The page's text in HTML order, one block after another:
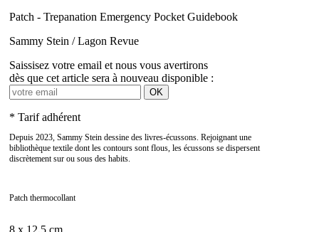
Patch - Trepanation Emergency Pocket Guidebook
Sammy Stein / Lagon Revue
Saissisez votre email et nous vous avertirons
dès que cet article sera à nouveau disponible :
OK
* Tarif adhérent
Depuis 2023, Sammy Stein dessine des livres-écussons. Rejoignant une
bibliothèque textile dont les contours sont flous, les écussons se dispersent
discrètement sur ou sous des habits.
Patch thermocollant